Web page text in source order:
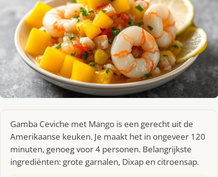
Gamba Ceviche met Mango is een gerecht uit de
Amerikaanse keuken. Je maakt het in ongeveer 120
minuten, genoeg voor 4 personen. Belangrijkste
ingrediënten: grote garnalen, Dixap en citroensap.